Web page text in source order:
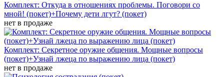
Комплект: Откуда в отношениях проблемы. Поговори со
мной! (покет)+Почему дети лгут? (покет)
нет в продаже
Комплект: Секретное оружие общения. Мощные вопросы
(покет)+Узнай лжеца по выражению лица (покет)
нет в продаже